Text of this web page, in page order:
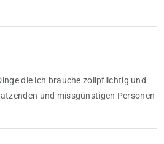
die ich brauche zollpflichtig und
und missgünstigen Personen